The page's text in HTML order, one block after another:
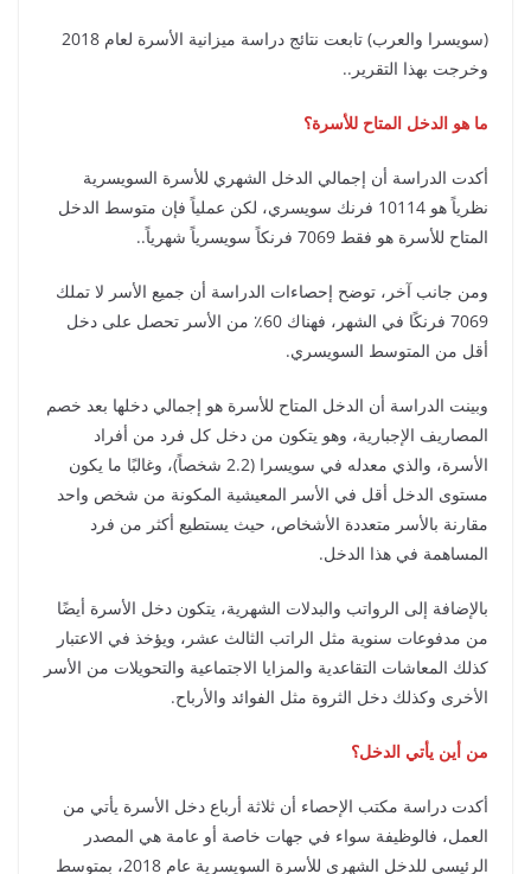
(سويسرا والعرب) تابعت نتائج دراسة ميزانية الأسرة لعام 2018
وخرجت بهذا التقرير..
ما هو الدخل المتاح للأسرة؟
أكدت الدراسة أن إجمالي الدخل الشهري للأسرة السويسرية
نظرياً هو 10114 فرنك سويسري، لكن عملياً فإن متوسط ​​الدخل
المتاح للأسرة هو فقط 7069 فرنكاً سويسرياً شهرياً..
ومن جانب آخر، توضح إحصاءات الدراسة أن جميع الأسر لا تملك
7069 فرنكًا في الشهر، فهناك 60٪ من الأسر تحصل على دخل
أقل من المتوسط ​​السويسري.
وبينت الدراسة أن الدخل المتاح للأسرة هو إجمالي دخلها بعد خصم
المصاريف الإجبارية، وهو يتكون من دخل كل فرد من أفراد
الأسرة، والذي معدله في سويسرا (2.2 شخصاً)، وغالبًا ما يكون
مستوى الدخل أقل في الأسر المعيشية المكونة من شخص واحد
مقارنة بالأسر متعددة الأشخاص، حيث يستطيع أكثر من فرد
المساهمة في هذا الدخل.
بالإضافة إلى الرواتب والبدلات الشهرية، يتكون دخل الأسرة أيضًا
من مدفوعات سنوية مثل الراتب الثالث عشر، ويؤخذ في الاعتبار
كذلك المعاشات التقاعدية والمزايا الاجتماعية والتحويلات من الأسر
الأخرى وكذلك دخل الثروة مثل الفوائد والأرباح.
من أين يأتي الدخل؟
أكدت دراسة مكتب الإحصاء أن ثلاثة أرباع دخل الأسرة يأتي من
العمل، فالوظيفة سواء في جهات خاصة أو عامة هي المصدر
الرئيسي للدخل الشهري للأسرة السويسرية عام 2018، بمتوسط